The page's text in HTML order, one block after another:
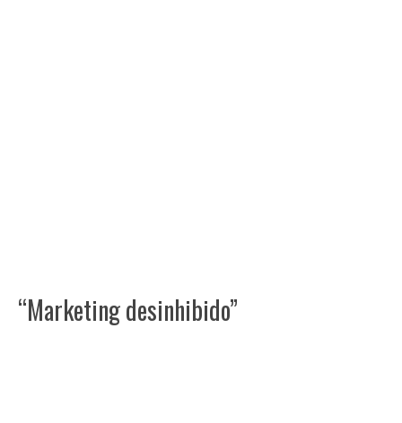
“Marketing desinhibido”